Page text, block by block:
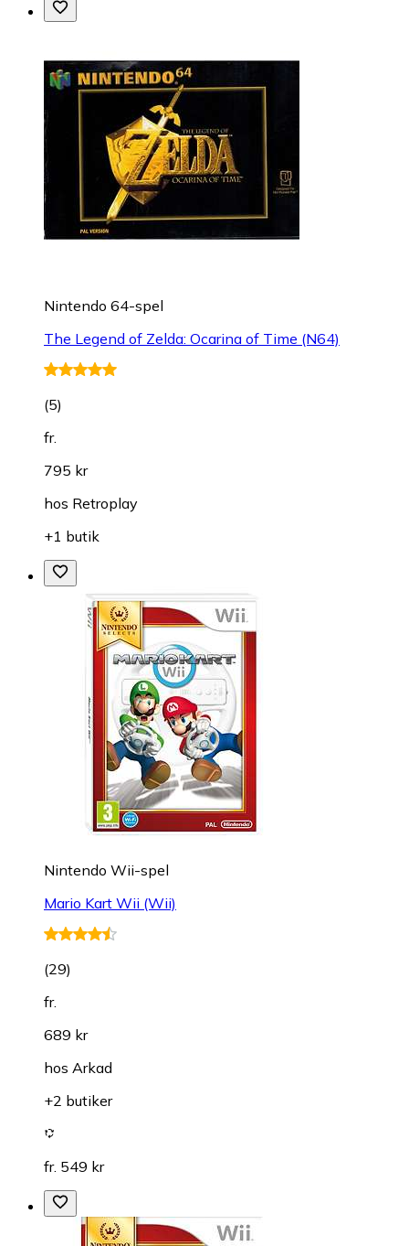
Nintendo 64-spel
The Legend of Zelda: Ocarina of Time (N64)
(5)
fr.
795 kr
hos Retroplay
+1 butik
Nintendo Wii-spel
Mario Kart Wii (Wii)
(29)
fr.
689 kr
hos Arkad
+2 butiker
fr. 549 kr